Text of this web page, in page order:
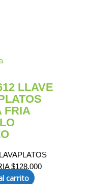
LLAVE
FRIA
$128.000
carrito